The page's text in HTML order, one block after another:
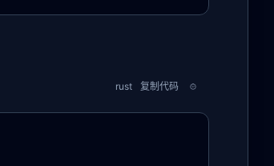
rust 复制代码